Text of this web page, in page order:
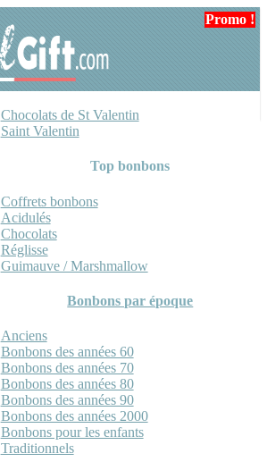
Chocolats de St Valentin
Saint Valentin
Top bonbons
Coffrets bonbons
Acidulés
Chocolats
Réglisse
Guimauve / Marshmallow
Bonbons par époque
Anciens
Bonbons des années 60
Bonbons des années 70
Bonbons des années 80
Bonbons des années 90
Bonbons des années 2000
Bonbons pour les enfants
Traditionnels
Promo !